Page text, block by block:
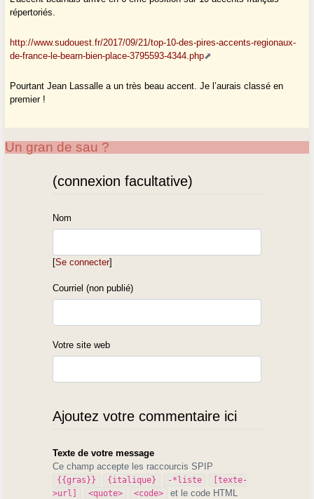
répertoriés.
http://www.sudouest.fr/2017/09/21/top-10-des-pires-accents-regionaux-
de-france-le-bearn-bien-place-3795593-4344.php
Pourtant Jean Lassalle a un très beau accent. Je l’aurais classé en
premier !
Un gran de sau ?
(connexion facultative)
Nom
[Se connecter]
Courriel (non publié)
Votre site web
Ajoutez votre commentaire ici
Texte de votre message
Ce champ accepte les raccourcis SPIP
{{gras}} {italique} -*liste
[texte-
>url]
<quote> <code> et le code HTML